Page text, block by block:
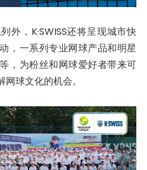
外，K·SWISS还将呈现城市快
，一系列专业网球产品和明星
，为粉丝和网球爱好者带来可
球文化的机会。